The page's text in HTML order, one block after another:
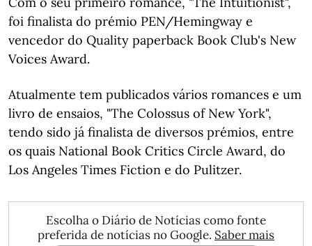
foi finalista do prémio PEN/Hemingway e
vencedor do Quality paperback Book Club's New
Voices Award.
Atualmente tem publicados vários romances e um
livro de ensaios, "The Colossus of New York",
tendo sido já finalista de diversos prémios, entre
os quais National Book Critics Circle Award, do
Los Angeles Times Fiction e do Pulitzer.
Escolha o Diário de Notícias como fonte
preferida de notícias no Google. Saber mais